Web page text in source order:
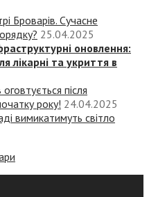
Броварів. Сучасне
25.04.2025
оновлення:
лікарні та укриття в
після
року! 24.04.2025
вимикатимуть світло